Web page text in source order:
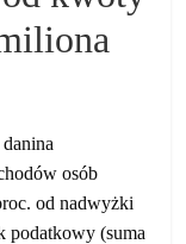
osób
od nadwyżki
podatkowy (suma